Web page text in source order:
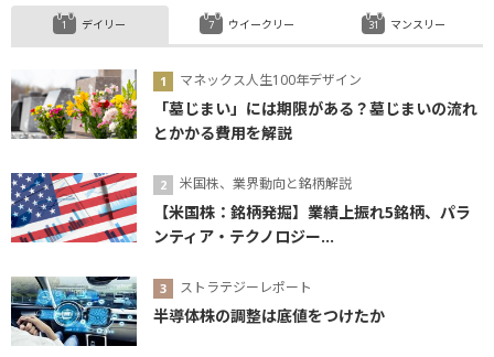
デイリー
マネックス人生100年デザイン
「墓じまい」には期限がある？墓じまいの流れ
とかかる費用を解説
米国株、業界動向と銘柄解説
【米国株：銘柄発掘】業績上振れ5銘柄、パラ
ンティア・テクノロジー...
ストラテジーレポート
半導体株の調整は底値をつけたか
ウイークリー マンスリー